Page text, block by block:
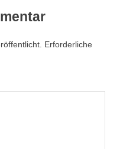
Erforderliche